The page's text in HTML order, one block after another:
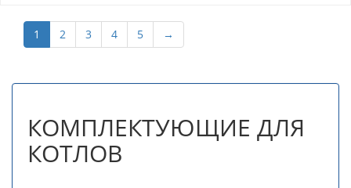
1 2 3 4 5 →
КОМПЛЕКТУЮЩИЕ ДЛЯ
КОТЛОВ